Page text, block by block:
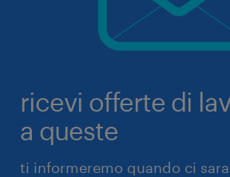
ricevi offerte di
a queste
ti informeremo quando ci